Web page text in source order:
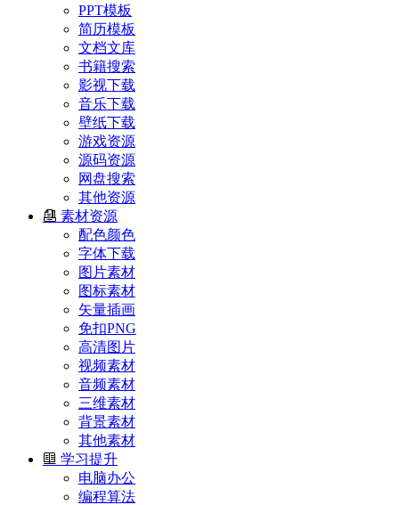
PPT模板
简历模板
文档文库
书籍搜索
影视下载
音乐下载
壁纸下载
游戏资源
源码资源
网盘搜索
其他资源
素材资源
配色颜色
字体下载
图片素材
图标素材
矢量插画
免扣PNG
高清图片
视频素材
音频素材
三维素材
背景素材
其他素材
学习提升
电脑办公
编程算法